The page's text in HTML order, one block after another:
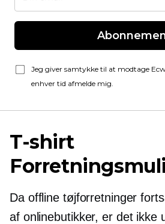
Jeg giver samtykke til at modtage
enhver tid afmelde mig.
T-shirt
Da offline tøjforretninger
af onlinebutikker, er det ikke